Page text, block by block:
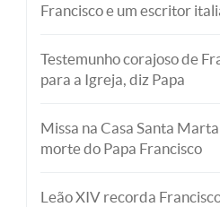
Francisco e um escritor
Testemunho corajoso de
para a Igreja, diz Papa
Missa na Casa Santa
morte do Papa Francisco
Leão XIV recorda